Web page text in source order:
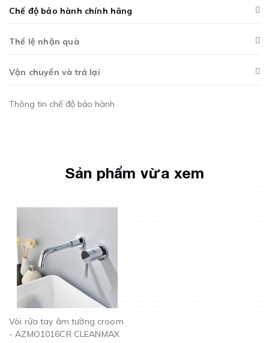
Chế độ bảo hành chính hãng
Thể lệ nhận quà
Vận chuyển và trả lại
Thông tin chế độ bảo hành
Sản phẩm vừa xem
Vòi rửa tay âm tường croom
- AZMO1016CR CLEANMAX